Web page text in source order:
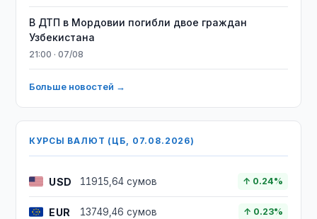
В ДТП в Мордовии погибли двое граждан
Узбекистана
21:00 · 07/08
Больше новостей →
КУРСЫ ВАЛЮТ (ЦБ, 07.08.2026)
USD 11915,64 сумов ↑ 0.24%
EUR 13749,46 сумов ↑ 0.23%